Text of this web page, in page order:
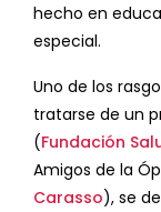
hecho en
especial.
Uno de los
tratarse de un
(Fundación
Amigos de la
Carasso), se